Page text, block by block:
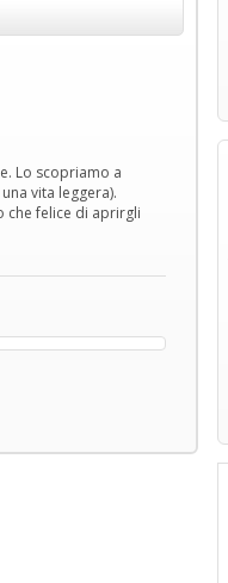
Lo scopriamo a
vita leggera).
che felice di aprirgli